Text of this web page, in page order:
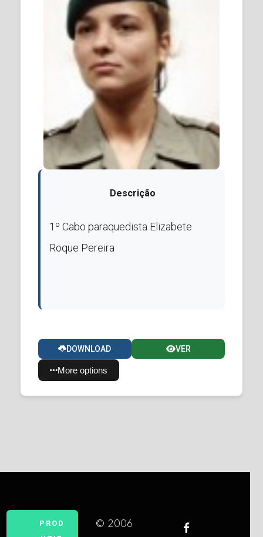
Descrição
1º Cabo paraquedista Elizabete
Roque Pereira
DOWNLOAD VER
More options
PROD
© 2006